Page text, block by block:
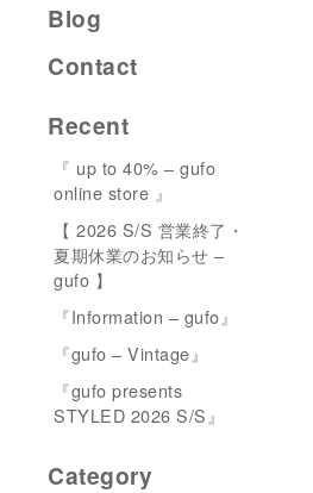
Blog
Contact
Recent
『 up to 40% – gufo
online store 』
【 2026 S/S 営業終了・
夏期休業のお知らせ –
gufo 】
『Information – gufo』
『gufo – Vintage』
『gufo presents
STYLED 2026 S/S』
Category